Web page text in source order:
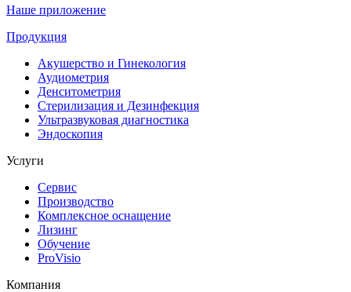
Наше приложение
Продукция
Акушерство и Гинекология
Аудиометрия
Денситометрия
Стерилизация и Дезинфекция
Ультразвуковая диагностика
Эндоскопия
Услуги
Сервис
Производство
Комплексное оснащение
Лизинг
Обучение
ProVisio
Компания